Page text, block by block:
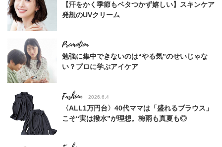
【汗をかく季節もベタつかず嬉しい】スキンケア
発想のUVクリーム
勉強に集中できないのは“やる気”のせいじゃな
い？プロに学ぶアイケア
Fashion 2026.6.4
〈ALL1万円台〉40代ママは「盛れるブラウス」
こそ“実は撥水”が理想。梅雨も真夏も◎